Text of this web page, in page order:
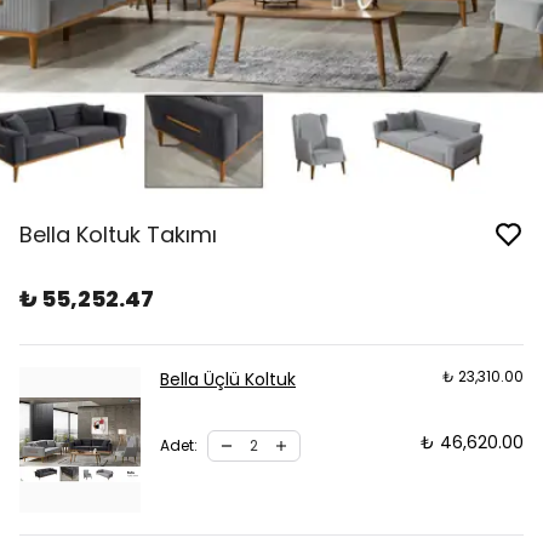
Bella Koltuk Takımı
₺ 55,252.47
Bella Üçlü Koltuk ₺ 23,310.00
Adet: ₺ 46,620.00